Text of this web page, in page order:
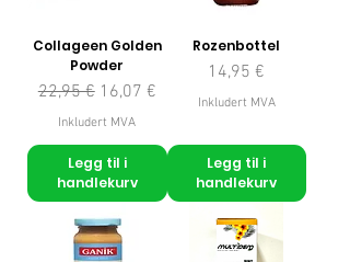
Collageen Golden
Powder
Vanlig pris
22,95 € Salgspris
16,07 €
Inkludert MVA
Legg til i
handlekurv
Rozenbottel
Pris
14,95 €
Inkludert MVA
Legg til i
handlekurv